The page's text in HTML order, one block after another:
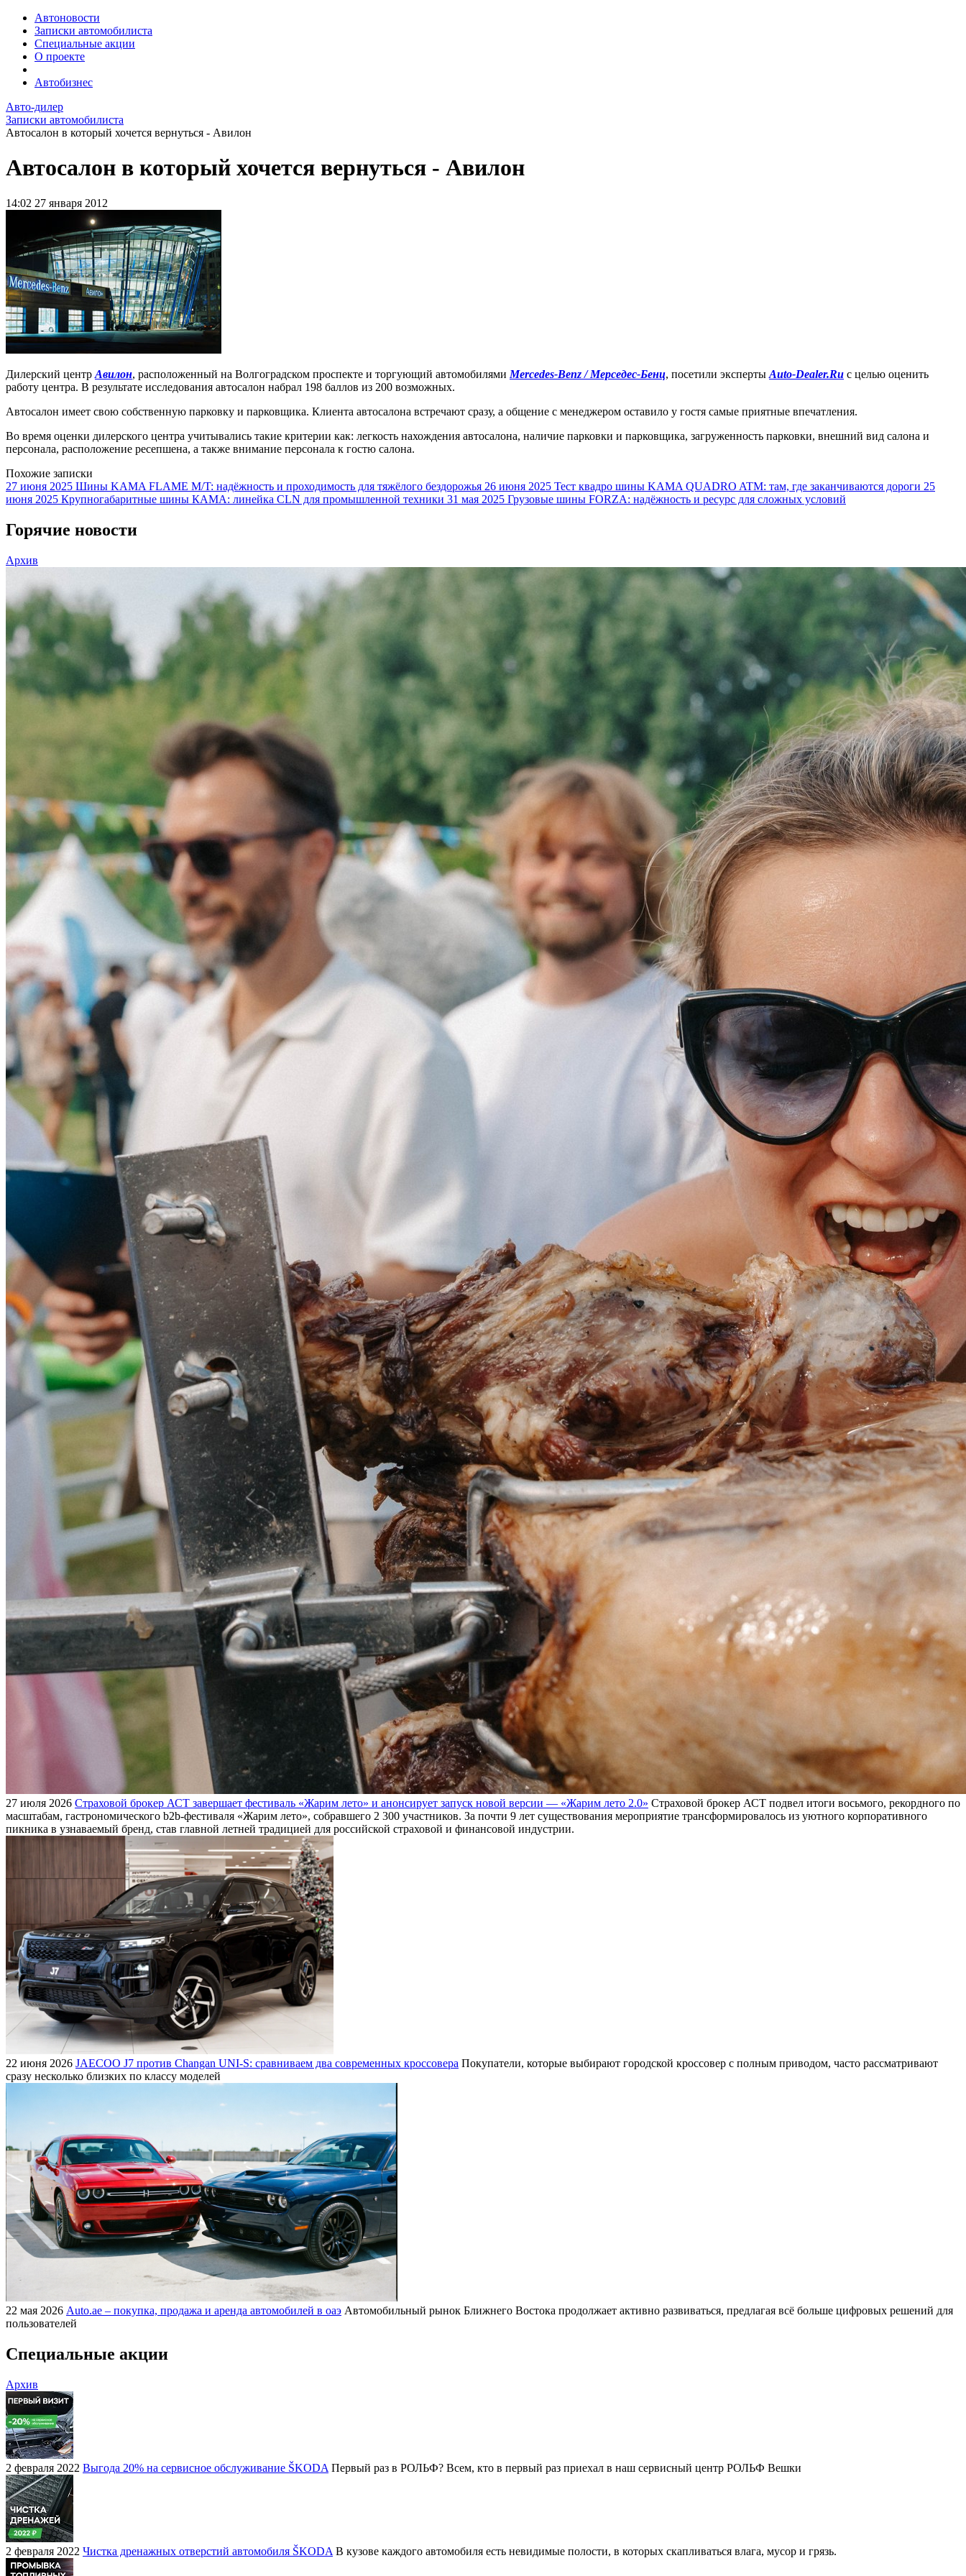
Автоновости
Записки автомобилиста
Специальные акции
О проекте
Автобизнес
Авто-дилер
Записки автомобилиста
Автосалон в который хочется вернуться - Авилон
Автосалон в который хочется вернуться - Авилон
14:02 27 января 2012
Дилерский центр Авилон, расположенный на Волгоградском проспекте и торгующий автомобилями Mercedes-Benz / Мерседес-Бенц, посетили эксперты Auto-Dealer.Ru с целью оценить
работу центра. В результате исследования автосалон набрал 198 баллов из 200 возможных.
Автосалон имеет свою собственную парковку и парковщика. Клиента автосалона встречают сразу, а общение с менеджером оставило у гостя самые приятные впечатления.
Во время оценки дилерского центра учитывались такие критерии как: легкость нахождения автосалона, наличие парковки и парковщика, загруженность парковки, внешний вид салона и
персонала, расположение ресепшена, а также внимание персонала к гостю салона.
Похожие записки
27 июня 2025 Шины KAMA FLAME M/T: надёжность и проходимость для тяжёлого бездорожья 26 июня 2025 Тест квадро шины KAMA QUADRO ATM: там, где заканчиваются дороги 25
июня 2025 Крупногабаритные шины КАМА: линейка CLN для промышленной техники 31 мая 2025 Грузовые шины FORZA: надёжность и ресурс для сложных условий
Горячие новости
Архив
27 июля 2026 Страховой брокер АСТ завершает фестиваль «Жарим лето» и анонсирует запуск новой версии — «Жарим лето 2.0» Страховой брокер АСТ подвел итоги восьмого, рекордного по
масштабам, гастрономического b2b-фестиваля «Жарим лето», собравшего 2 300 участников. За почти 9 лет существования мероприятие трансформировалось из уютного корпоративного
пикника в узнаваемый бренд, став главной летней традицией для российской страховой и финансовой индустрии.
22 июня 2026 JAECOO J7 против Changan UNI-S: сравниваем два современных кроссовера Покупатели, которые выбирают городской кроссовер с полным приводом, часто рассматривают
сразу несколько близких по классу моделей
22 мая 2026 Auto.ae – покупка, продажа и аренда автомобилей в оаэ Автомобильный рынок Ближнего Востока продолжает активно развиваться, предлагая всё больше цифровых решений для
пользователей
Специальные акции
Архив
2 февраля 2022 Выгода 20% на сервисное обслуживание ŠKODA Первый раз в РОЛЬФ? Всем, кто в первый раз приехал в наш сервисный центр РОЛЬФ Вешки
2 февраля 2022 Чистка дренажных отверстий автомобиля ŠKODA В кузове каждого автомобиля есть невидимые полости, в которых скапливаться влага, мусор и грязь.